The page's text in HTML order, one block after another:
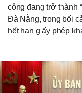
công đang trở thành
Đà Nẵng, trong bối
hết hạn giấy phép